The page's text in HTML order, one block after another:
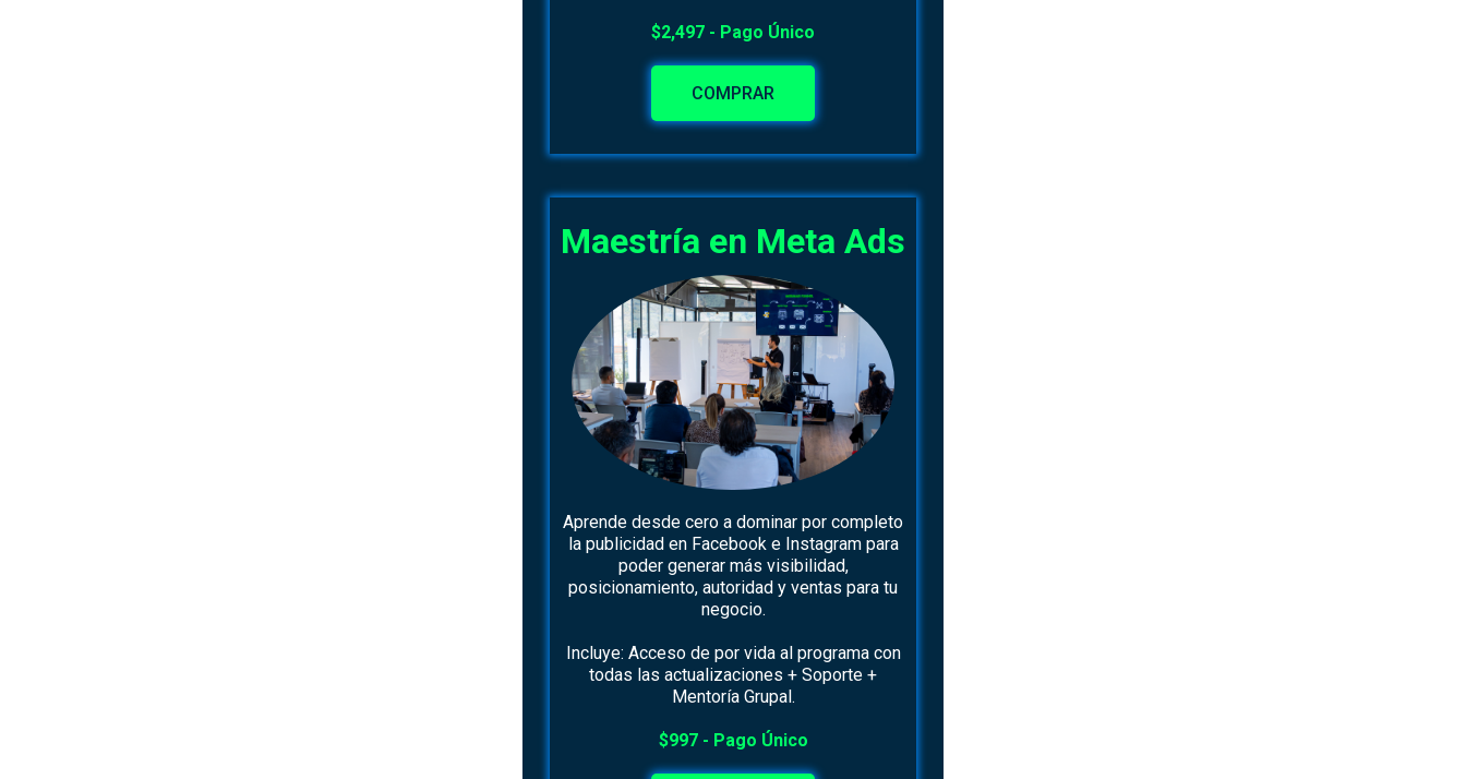
$2,497 - Pago Único
COMPRAR
Maestría en Meta Ads
Aprende desde cero a dominar por completo
la publicidad en Facebook e Instagram para
poder generar más visibilidad,
posicionamiento, autoridad y ventas para tu
negocio.
Incluye: Acceso de por vida al programa con
todas las actualizaciones + Soporte +
Mentoría Grupal.
$997 - Pago Único